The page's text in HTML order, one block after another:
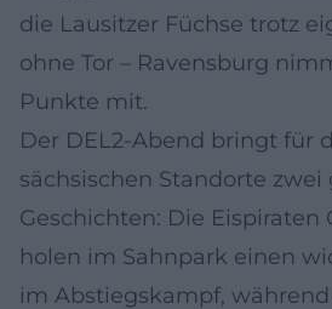
die Lausitzer Füchse trotz
ohne Tor – Ravensburg
Punkte mit.
Der DEL2-Abend bringt für
sächsischen Standorte zwei
Geschichten: Die Eispiraten
holen im Sahnpark einen
im Abstiegskampf,